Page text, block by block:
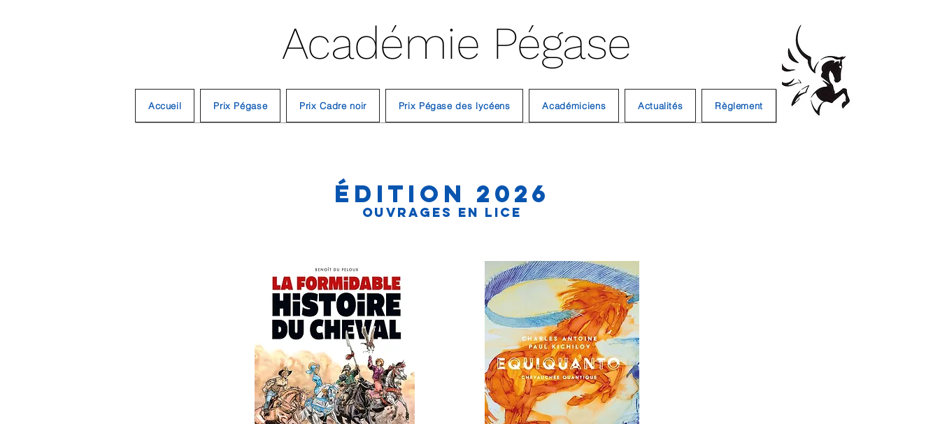
Académie Pégase
Accueil Prix Pégase Prix Cadre noir Prix Pégase des lycéens Académiciens Actualités Règlement
Édition 2026
Ouvrages en lice